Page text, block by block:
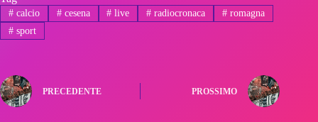
#calcio #cesena # live # radiocronaca # romagna
#sport
PRECEDENTE PROSSIMO